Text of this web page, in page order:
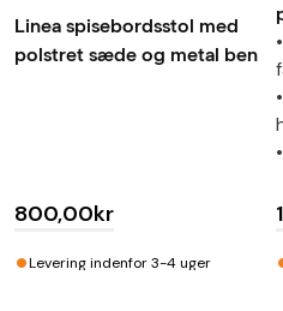
Linea spisebordsstol med
polstret sæde og metal ben
800,00kr
•Levering indenfor 3-4 uger